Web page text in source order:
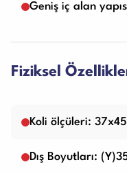
Geniş iç alan
Fiziksel
Koli ölçüleri:
Dış Boyutları: